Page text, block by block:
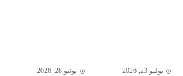
يوليو 23, 2026 يونيو 28, 2026